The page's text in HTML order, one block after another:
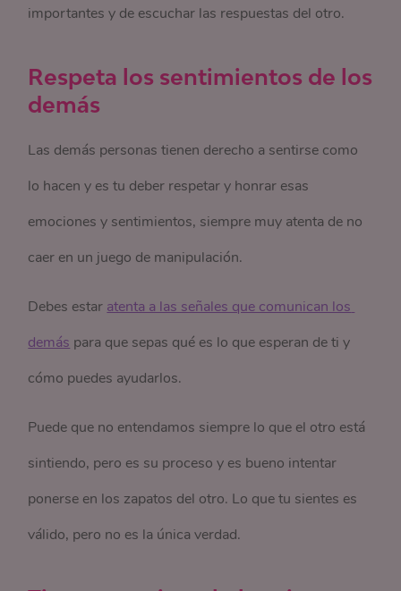
importantes y de escuchar las respuestas del otro.
Respeta los sentimientos de los
demás
Las demás personas tienen derecho a sentirse como
lo hacen y es tu deber respetar y honrar esas
emociones y sentimientos, siempre muy atenta de no
caer en un juego de manipulación.
Debes estaratenta a las señales que comunican los
demás para que sepas qué es lo que esperan de ti y
cómo puedes ayudarlos.
Puede que no entendamos siempre lo que el otro está
sintiendo, pero es su proceso y es bueno intentar
ponerse en los zapatos del otro. Lo que tu sientes es
válido, pero no es la única verdad.